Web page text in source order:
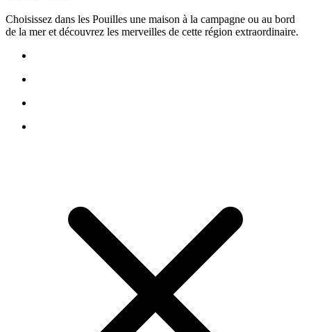
Choisissez dans les Pouilles une maison à la campagne ou au bord
de la mer et découvrez les merveilles de cette région extraordinaire.